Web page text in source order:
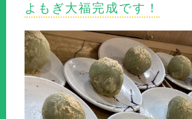
よもぎ大福完成です！